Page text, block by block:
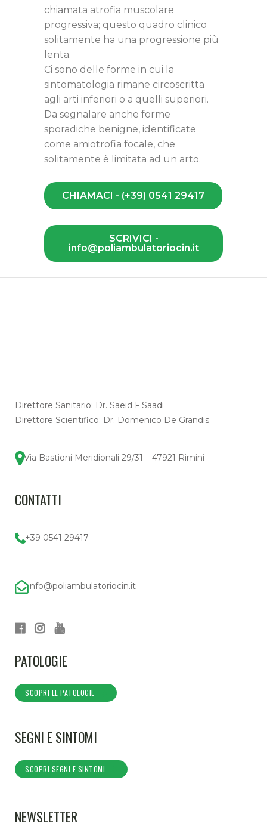
chiamata atrofia muscolare
progressiva; questo quadro clinico
solitamente ha una progressione più
lenta.
Ci sono delle forme in cui la
sintomatologia rimane circoscritta
agli arti inferiori o a quelli superiori.
Da segnalare anche forme
sporadiche benigne, identificate
come amiotrofia focale, che
solitamente è limitata ad un arto.
CHIAMACI - (+39) 0541 29417
SCRIVICI -
info@poliambulatoriocin.it
Direttore Sanitario: Dr. Saeid F.Saadi
Direttore Scientifico: Dr. Domenico De Grandis
Via Bastioni Meridionali 29/31 – 47921 Rimini
CONTATTI
+39 0541 29417
info@poliambulatoriocin.it
PATOLOGIE
SCOPRI LE PATOLOGIE
SEGNI E SINTOMI
SCOPRI SEGNI E SINTOMI
NEWSLETTER